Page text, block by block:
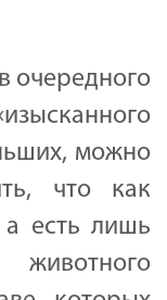
очередного
можно
что как
а есть лишь
животного